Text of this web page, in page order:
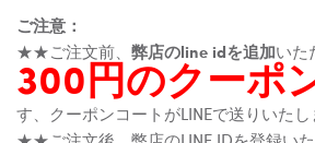
ご注意：
★★ご注文前、 弊店のline idを追加いた
300円のクーポ
す、クーポンコートがLINEで送りいたし